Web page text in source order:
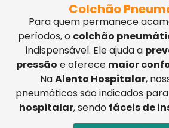
Colchão
Para quem permanece
períodos, o colchão
indispensável. Ele ajuda a
pressão e oferece maior
NaAlento Hospitalar,
pneumáticos são indicados para
hospitalar, sendo fáceis de